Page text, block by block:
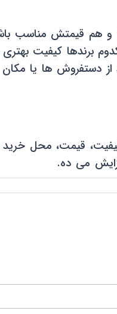
و هم قیمتش مناسب
کدوم برندها کیفیت
دستفروش ها یا
تسمه، کیفیت، قیمت،
می ده.